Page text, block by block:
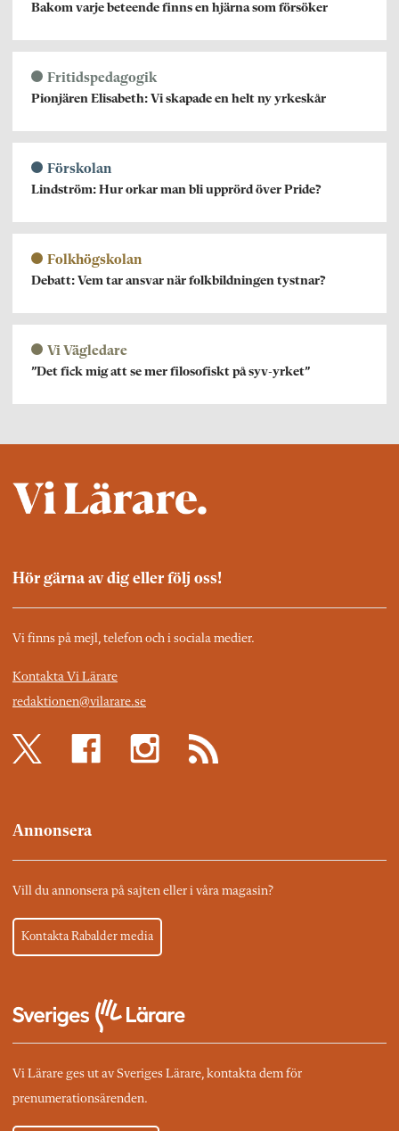
Bakom varje beteende finns en hjärna som försöker
Fritidspedagogik
Pionjären Elisabeth: Vi skapade en helt ny yrkeskår
Förskolan
Lindström: Hur orkar man bli upprörd över Pride?
Folkhögskolan
Debatt: Vem tar ansvar när folkbildningen tystnar?
Vi Vägledare
”Det fick mig att se mer filosofiskt på syv-yrket”
Hör gärna av dig eller följ oss!
Vi finns på mejl, telefon och i sociala medier.
Kontakta Vi Lärare
redaktionen@vilarare.se
Annonsera
Vill du annonsera på sajten eller i våra magasin?
Kontakta Rabalder media
Vi Lärare ges ut av Sveriges Lärare, kontakta dem för
prenumerationsärenden.